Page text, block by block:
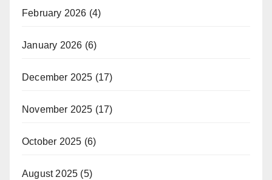
February 2026 (4)
January 2026 (6)
December 2025 (17)
November 2025 (17)
October 2025 (6)
August 2025 (5)